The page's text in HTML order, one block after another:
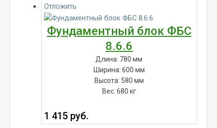
Отложить
Фундаментный блок ФБС
8.6.6
Длина: 780 мм
Ширина: 600 мм
Высота: 580 мм
Вес: 680 кг
1 415 руб.